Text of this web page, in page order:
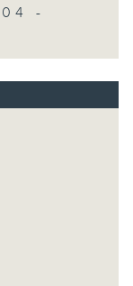
-